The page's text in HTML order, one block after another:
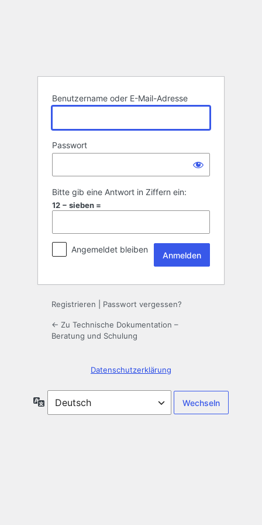
Benutzername oder E-Mail-Adresse
Passwort
Bitte gib eine Antwort in Ziffern ein:
12 − sieben =
Angemeldet bleiben
Registrieren Passwort vergessen?
← Zu Technische Dokumentation –
Beratung und Schulung
Datenschutzerklärung
Sprache